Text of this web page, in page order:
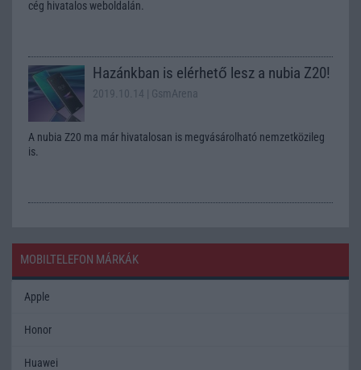
cég hivatalos weboldalán.
Hazánkban is elérhető lesz a nubia Z20!
2019.10.14 | GsmArena
A nubia Z20 ma már hivatalosan is megvásárolható nemzetközileg
is.
MOBILTELEFON MÁRKÁK
Apple
Honor
Huawei